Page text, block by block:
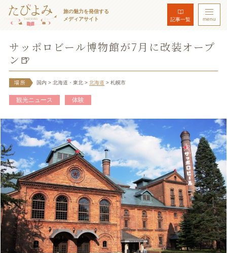
旅の魅力を発信する
メディアサイト
記事一覧 menu
サッポロビール博物館が7月に改装オープ
ン🍺
場所 国内 > 北海道・東北 > 北海道 > 札幌市
観光ニュース 体験